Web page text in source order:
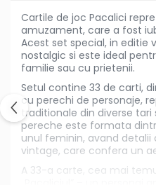
Instrumente muzicale de
Jocuri de societate
Jucarii de plus
Masinute
Motociclete de jucarie
Papusi
Cartile de joc Pacalici
amuzament, care a fost
Acest set special, in editie
nostalgic si este ideal
familie sau cu prietenii.
Setul contine 33 de carti,
cu perechi de personaje,
traditionale din diverse tari
pereche este formata
unul feminin, avand
vintage, care confera un
A 33-a carte, cea mai